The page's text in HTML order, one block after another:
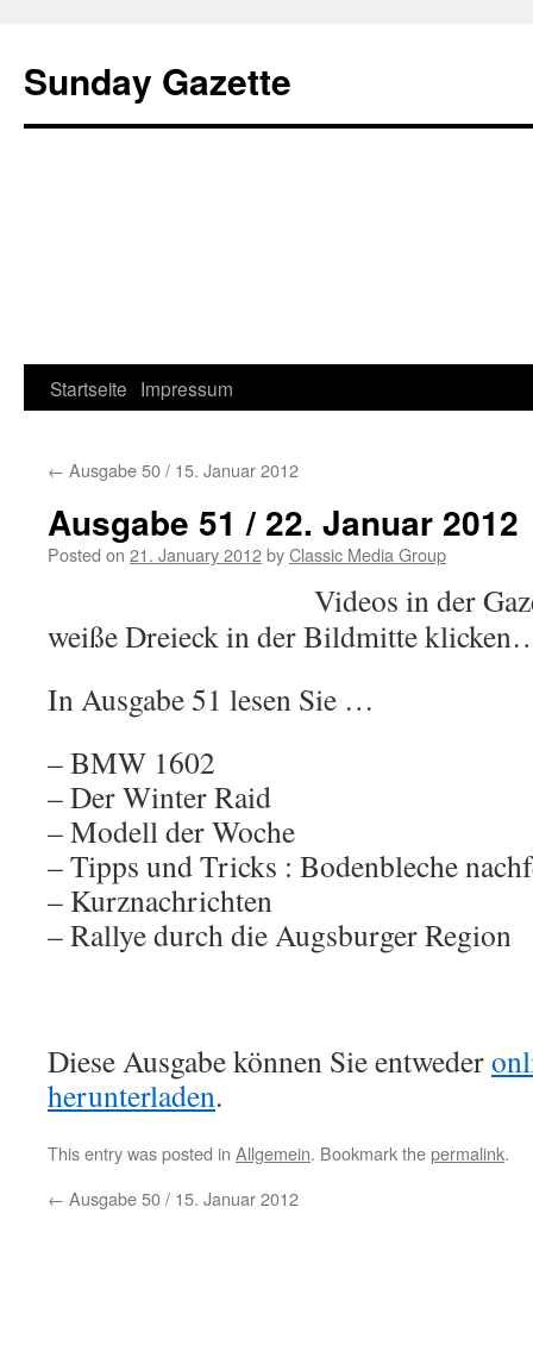
Sunday Gazette
Skip
content
Startseite Impressum
← Ausgabe 50 / 15. Januar 2012
Ausgabe 51 / 22. Januar 2012
Posted on 21. January 2012byClassic Media Group
Videos in der
weiße Dreieck in der Bildmitte
In Ausgabe 51 lesen Sie …
– BMW 1602
– Der Winter Raid
– Modell der Woche
– Tipps und Tricks : Bodenbleche
– Kurznachrichten
– Rallye durch die Augsburger Region
Diese Ausgabe können Sie entweder
herunterladen.
This entry was posted in Allgemein. Bookmark thepermalink.
← Ausgabe 50 / 15. Januar 2012